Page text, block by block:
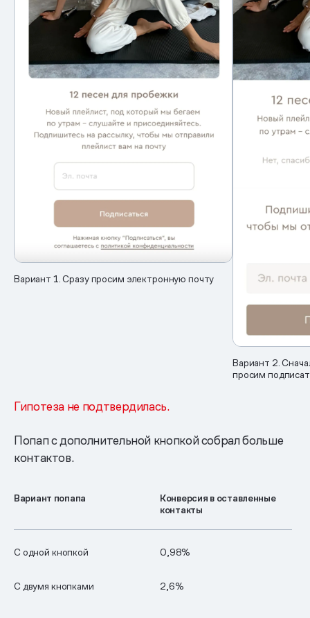
Вариант 1. Сразу просим электронную почту
Вариант 2.
просим
Гипотеза не подтвердилась.
Попап с дополнительной кнопкой собрал больше
контактов.
Вариант попапа
Конверсия в оставленные
контакты
С одной кнопкой 0,98%
С двумя кнопками 2,6%